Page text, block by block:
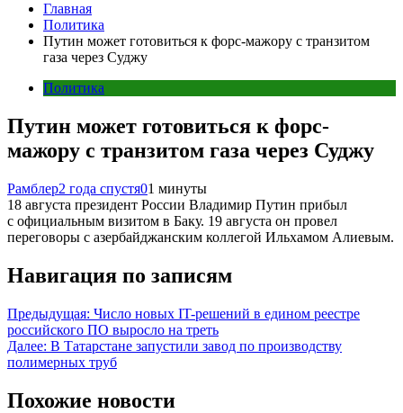
Главная
Политика
Путин может готовиться к форс-мажору с транзитом
газа через Суджу
Политика
Путин может готовиться к форс-
мажору с транзитом газа через Суджу
Рамблер2 года спустя01 минуты
18 августа президент России Владимир Путин прибыл
с официальным визитом в Баку. 19 августа он провел
переговоры с азербайджанским коллегой Ильхамом Алиевым.
Навигация по записям
Предыдущая: Число новых IT-решений в едином реестре
российского ПО выросло на треть
Далее: В Татарстане запустили завод по производству
полимерных труб
Похожие новости